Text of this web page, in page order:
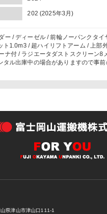
202 (2025年3月)
ー / ディーゼル / 前輪ノーパンクタイ
ト1.0m3 / 超ハイリフトアーム / 上部
ナ付 / ラジエータダストスクリーン8
ル出庫中の場合がありますので事
県津山市津山口111-1